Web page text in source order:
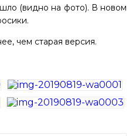
(видно на фото). В новом
чем старая версия.